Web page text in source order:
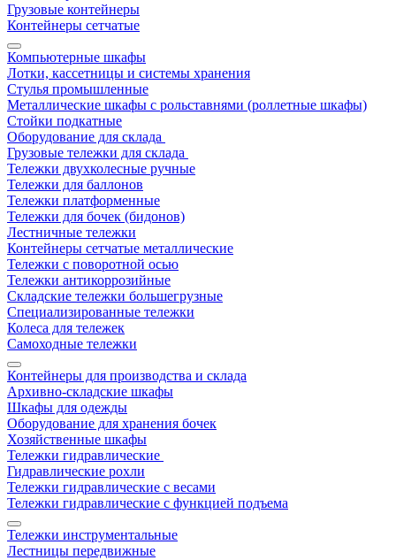
Грузовые контейнеры
Контейнеры сетчатые
Компьютерные шкафы
Лотки, кассетницы и системы хранения
Стулья промышленные
Металлические шкафы с рольставнями (роллетные шкафы)
Стойки подкатные
Оборудование для склада
Грузовые тележки для склада
Тележки двухколесные ручные
Тележки для баллонов
Тележки платформенные
Тележки для бочек (бидонов)
Лестничные тележки
Контейнеры сетчатые металлические
Тележки с поворотной осью
Тележки антикоррозийные
Складские тележки большегрузные
Специализированные тележки
Колеса для тележек
Самоходные тележки
Контейнеры для производства и склада
Архивно-складские шкафы
Шкафы для одежды
Оборудование для хранения бочек
Хозяйственные шкафы
Тележки гидравлические
Гидравлические рохли
Тележки гидравлические с весами
Тележки гидравлические с функцией подъема
Тележки инструментальные
Лестницы передвижные